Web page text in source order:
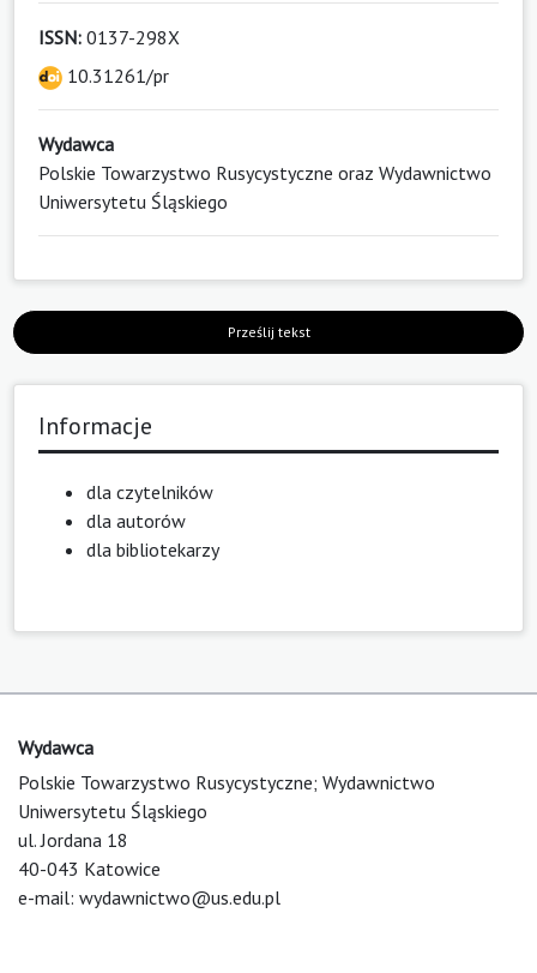
ISSN: 0137-298X
10.31261/pr
Wydawca
Polskie Towarzystwo Rusycystyczne oraz Wydawnictwo
Uniwersytetu Śląskiego
Prześlij tekst
Informacje
dla czytelników
dla autorów
dla bibliotekarzy
Wydawca
Polskie Towarzystwo Rusycystyczne; Wydawnictwo
Uniwersytetu Śląskiego
ul. Jordana 18
40-043 Katowice
e-mail: wydawnictwo@us.edu.pl